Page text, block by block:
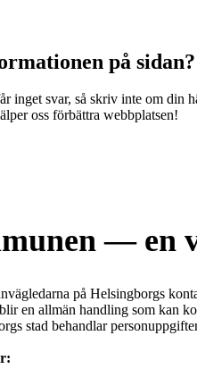
på sidan?
inget svar, så skriv inte om din
oss förbättra webbplatsen!
— en
på Helsingborgs
en allmän handling som kan
stad behandlar